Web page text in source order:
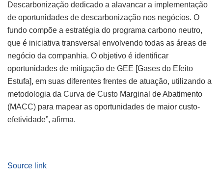
Descarbonização dedicado a alavancar a implementação
de oportunidades de descarbonização nos negócios. O
fundo compõe a estratégia do programa carbono neutro,
que é iniciativa transversal envolvendo todas as áreas de
negócio da companhia. O objetivo é identificar
oportunidades de mitigação de GEE [Gases do Efeito
Estufa], em suas diferentes frentes de atuação, utilizando a
metodologia da Curva de Custo Marginal de Abatimento
(MACC) para mapear as oportunidades de maior custo-
efetividade”, afirma.
Source link